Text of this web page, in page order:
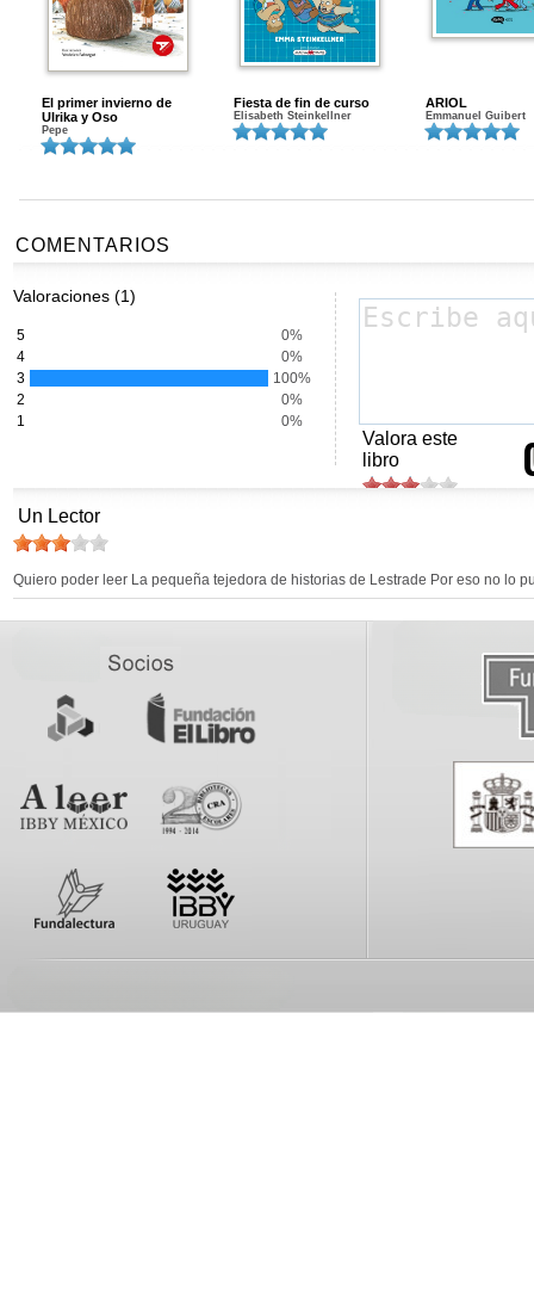
El primer invierno de
Ulrika y Oso
Pepe
Fiesta de fin de curso
Elisabeth Steinkellner
ARIOL
Emmanuel Guibert
COMENTARIOS
Valoraciones (1)
5
0%
4
0%
3
100%
2
0%
1
0%
Valora este
libro
Un Lector
Quiero poder leer La pequeña tejedora de historias de Lestrade Por eso no lo